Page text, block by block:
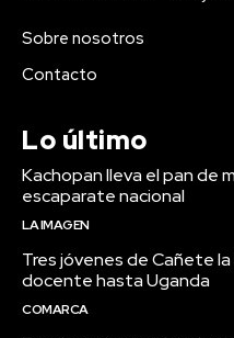
Sobre nosotros
Contacto
Lo último
Kachopan lleva el pan de
escaparate nacional
LA IMAGEN
Tres jóvenes de Cañete
docente hasta Uganda
COMARCA